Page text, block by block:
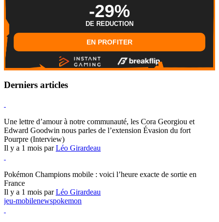
-29%
DE REDUCTION
EN PROFITER
Derniers articles
Une lettre d’amour à notre communauté, les Cora Georgiou et
Edward Goodwin nous parles de l’extension Évasion du fort
Pourpre (Interview)
Il y a 1 mois parLéo Girardeau
Pokémon Champions mobile : voici l’heure exacte de sortie en
France
Il y a 1 mois parLéo Girardeau
jeu-mobilenewspokemon